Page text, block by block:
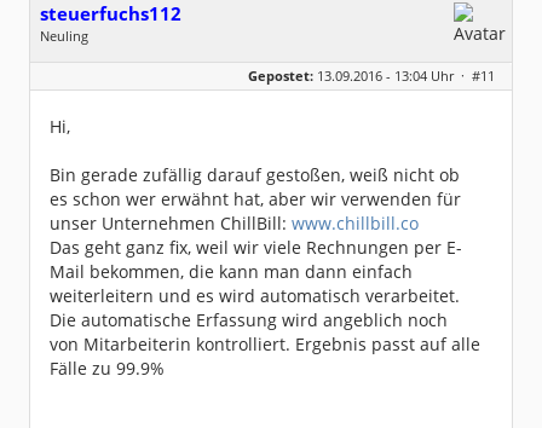
steuerfuchs112
Neuling
Geschlecht:
keine Angabe
Dabei seit:
09 / 2016
Gepostet: 13.09.2016 - 13:04 Uhr · #11
Hi,
Bin gerade zufällig darauf gestoßen, weiß nicht ob
es schon wer erwähnt hat, aber wir verwenden für
unser Unternehmen ChillBill: www.chillbill.co
Das geht ganz fix, weil wir viele Rechnungen per E-
Mail bekommen, die kann man dann einfach
weiterleitern und es wird automatisch verarbeitet.
Die automatische Erfassung wird angeblich noch
von Mitarbeiterin kontrolliert. Ergebnis passt auf alle
Fälle zu 99.9%